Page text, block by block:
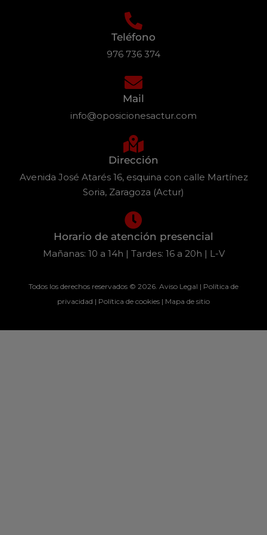
Teléfono
976 736 374
Mail
info@oposicionesactur.com
Dirección
Avenida José Atarés 16, esquina con calle Martínez
Soria, Zaragoza (Actur)
Horario de atención presencial
Mañanas: 10 a 14h | Tardes: 16 a 20h | L-V
Todos los derechos reservados © 2026. Aviso Legal | Política de
privacidad | Política de cookies | Mapa de sitio